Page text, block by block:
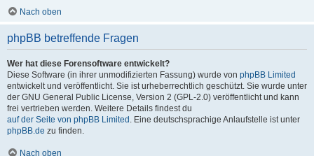
Nach oben
phpBB betreffende Fragen
Wer hat diese Forensoftware entwickelt?
Diese Software (in ihrer unmodifizierten Fassung) wurde von phpBB Limited
entwickelt und veröffentlicht. Sie ist urheberrechtlich geschützt. Sie wurde unter
der GNU General Public License, Version 2 (GPL-2.0) veröffentlicht und kann
frei vertrieben werden. Weitere Details findest du
auf der Seite von phpBB Limited . Eine deutschsprachige Anlaufstelle ist unter
phpBB.de zu finden.
Nach oben